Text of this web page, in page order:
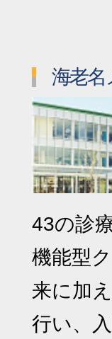
海老名
43の診
機能型
来に加
行い、